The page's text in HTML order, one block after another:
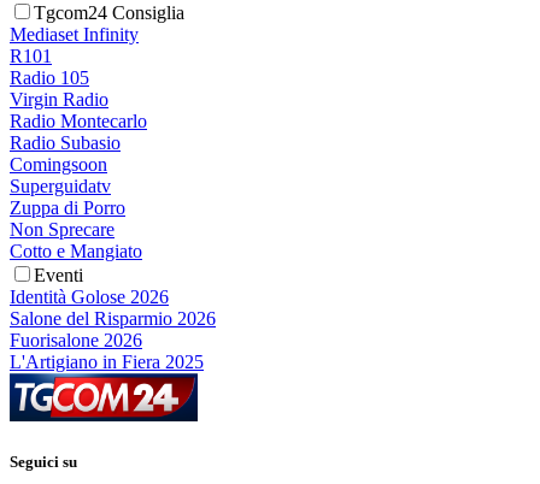
Tgcom24 Consiglia
Mediaset Infinity
R101
Radio 105
Virgin Radio
Radio Montecarlo
Radio Subasio
Comingsoon
Superguidatv
Zuppa di Porro
Non Sprecare
Cotto e Mangiato
Eventi
Identità Golose 2026
Salone del Risparmio 2026
Fuorisalone 2026
L'Artigiano in Fiera 2025
Seguici su